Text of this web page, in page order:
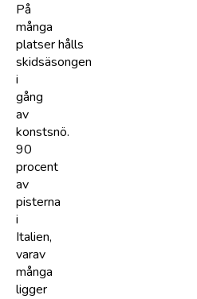
På
många
platser hålls
skidsäsongen
i
gång
av
konstsnö.
90
procent
av
pisterna
i
Italien,
varav
många
ligger